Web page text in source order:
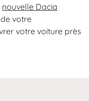
nouvelle Dacia
votre
votre voiture près